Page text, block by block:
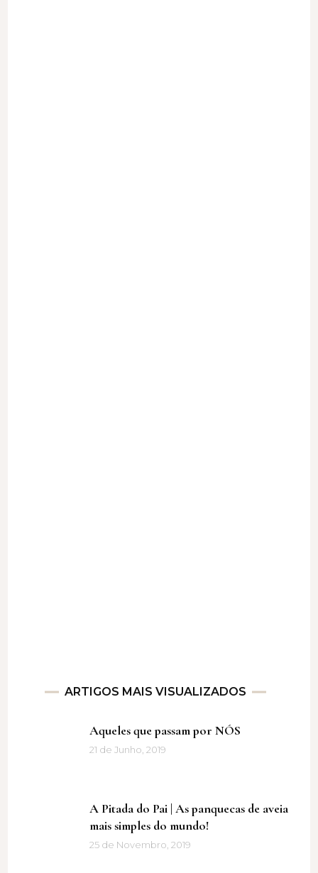
ARTIGOS MAIS VISUALIZADOS
Aqueles que passam por NÓS
21 de Junho, 2019
A Pitada do Pai | As panquecas de aveia
mais simples do mundo!
25 de Novembro, 2019